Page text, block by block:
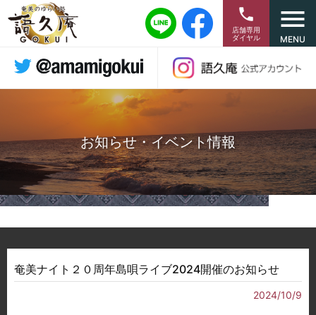
phone
店舗専用
ダイヤル
menu
MENU
お知らせ・イベント情報
奄美ナイト２０周年島唄ライブ2024開催のお知らせ
2024/10/9